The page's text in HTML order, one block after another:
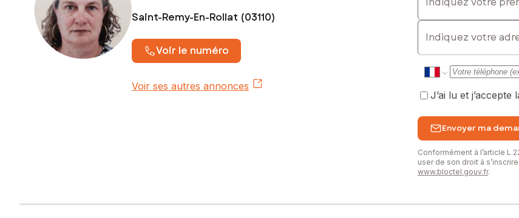
Saint-Remy-En-Rollat (03110)
Voir le numéro
Voir ses autres annonces
E-mail
J’ai lu et j’accepte
Envoyer ma
Conformément à l’article
user de son droit à
www.bloctel.gouv.fr.